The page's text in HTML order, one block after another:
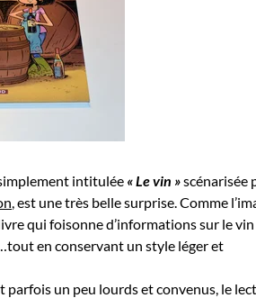
intitulée « Le vin »scénarisée
, est une très belle surprise. Comme
qui foisonne d’informations sur le vin
en conservant un style léger et
un peu lourds et convenus, le